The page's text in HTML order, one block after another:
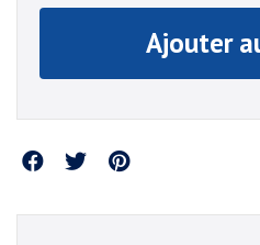
Ajouter
Partager